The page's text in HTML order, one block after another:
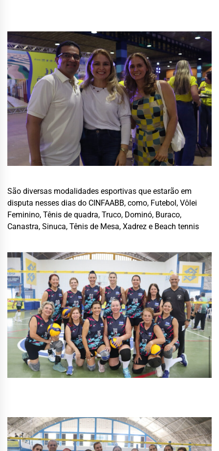
São diversas modalidades esportivas que estarão em
disputa nesses dias do CINFAABB, como, Futebol, Vôlei
Feminino, Tênis de quadra, Truco, Dominó, Buraco,
Canastra, Sinuca, Tênis de Mesa, Xadrez e Beach tennis